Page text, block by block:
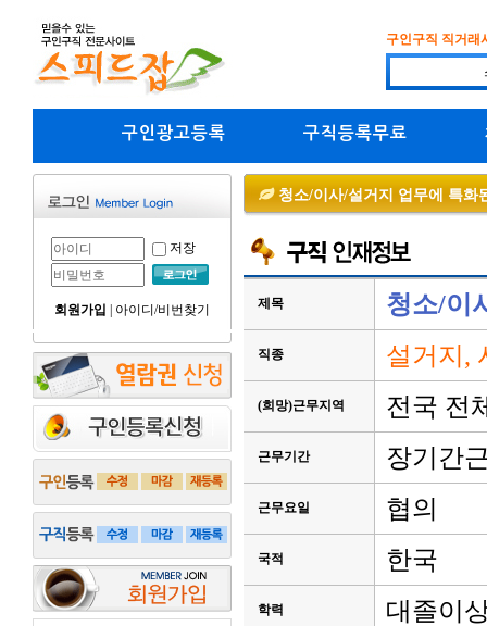
구인구직 직거래
구인광고등록 구직등록무료
저장
회원가입 아이디/비번찾기
청소/이사/설거지 업무에 특화
제목 청소/이
직종 설거지,
(희망)근무지역 전국 전
근무기간 장기간
근무요일 협의
국적 한국
학력 대졸이